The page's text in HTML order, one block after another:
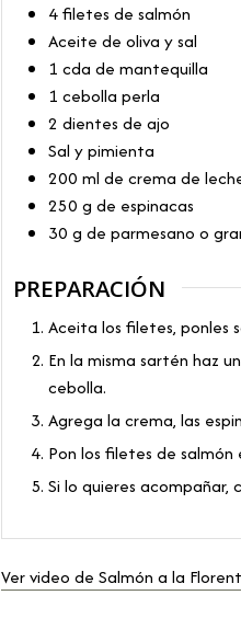
4filetes de salmón
Aceite de oliva y sal
1 cda de mantequilla
1 cebolla perla
2 dientes de ajo
Sal y pimienta
200 ml de crema de
250 g de espinacas
30 g de parmesano o
PREPARACIÓN
Aceita los filetes, ponles
En la misma sartén haz
cebolla.
Agrega la crema, las
Pon los filetes de
Si lo quieres acompañar,
Ver video de Salmón a la